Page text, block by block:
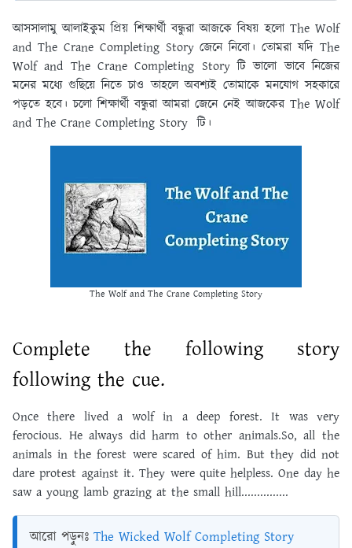
আসসালামু আলাইকুম প্রিয় শিক্ষার্থী বন্ধুরা আজকে বিষয় হলো The Wolf
and The Crane Completing Story জেনে নিবো। তোমরা যদি The
Wolf and The Crane Completing Story টি ভালো ভাবে নিজের
মনের মধ্যে গুছিয়ে নিতে চাও তাহলে অবশ্যই তোমাকে মনযোগ সহকারে
পড়তে হবে। চলো শিক্ষার্থী বন্ধুরা আমরা জেনে নেই আজকের The Wolf
and The Crane Completing Story টি।
The Wolf and The Crane Completing Story
Complete the following story
following the cue.
Once there lived a wolf in a deep forest. It was very
ferocious. He always did harm to other animals.So, all the
animals in the forest were scared of him. But they did not
dare protest against it. They were quite helpless. One day he
saw a young lamb grazing at the small hill...............
আরো পড়ুনঃ The Wicked Wolf Completing Story